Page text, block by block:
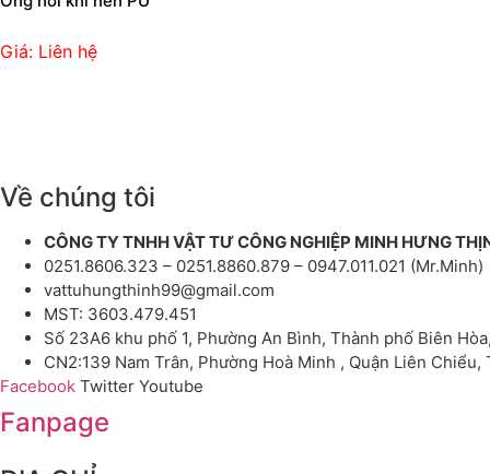
Giá: Liên hệ
Về chúng tôi
CÔNG TY TNHH VẬT TƯ CÔNG NGHIỆP MINH HƯNG
0251.8606.323 – 0251.8860.879 – 0947.011.021 (Mr.Minh)
vattuhungthinh99@gmail.com
MST: 3603.479.451
Số 23A6 khu phố 1, Phường An Bình, Thành phố Biên
CN2:139 Nam Trân, Phường Hoà Minh , Quận Liên Chiểu,
Facebook Twitter Youtube
Fanpage